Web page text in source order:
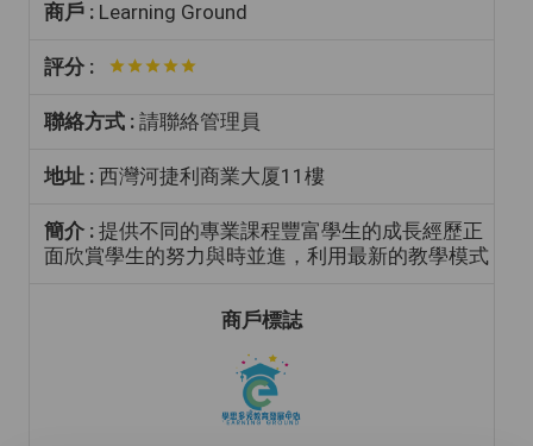
商戶 : Learning Ground
評分 :
聯絡方式 : 請聯絡管理員
地址 : 西灣河捷利商業大厦11樓
簡介 : 提供不同的專業課程豐富學生的成長經歷正
面欣賞學生的努力與時並進，利用最新的教學模式
商戶標誌